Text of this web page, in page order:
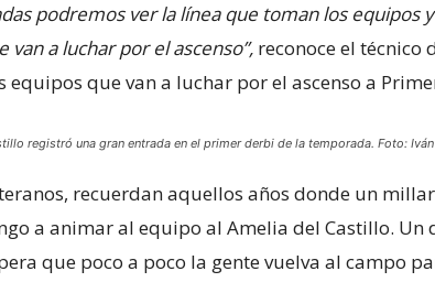
podremos ver la línea que toman los equipos
van a luchar por el ascenso”, reconoce el técnico
equipos que van a luchar por el ascenso a
registró una gran entrada en el primer derbi de la temporada. Foto: Iván
recuerdan aquellos años donde un
a animar al equipo al Amelia del Castillo. Un
que poco a poco la gente vuelva al campo